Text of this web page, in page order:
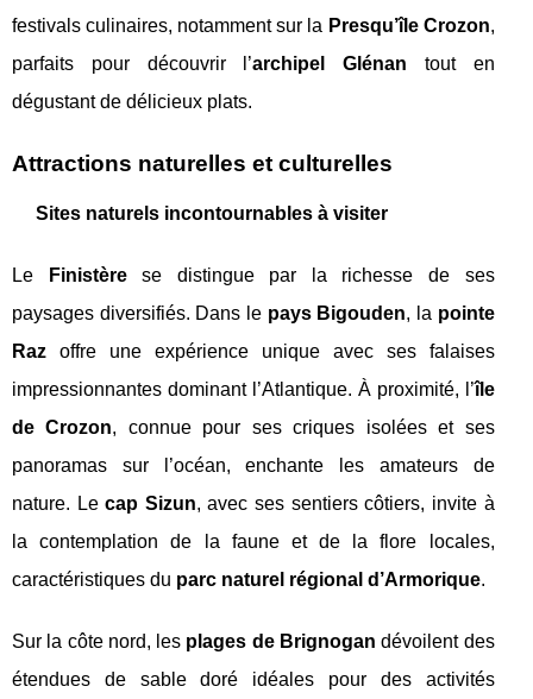
festivals culinaires, notamment sur la Presqu’île Crozon,
parfaits pour découvrir l’archipel Glénan tout en
dégustant de délicieux plats.
Attractions naturelles et culturelles
Sites naturels incontournables à visiter
Le Finistèrese distingue par la richesse de ses
paysages diversifiés. Dans le pays Bigouden, la pointe
Raz offre une expérience unique avec ses falaises
impressionnantes dominant l’Atlantique. À proximité, l’île
de Crozon, connue pour ses criques isolées et ses
panoramas sur l’océan, enchante les amateurs de
nature. Lecap Sizun, avec ses sentiers côtiers, invite à
la contemplation de la faune et de la flore locales,
caractéristiques du parc naturel régional d’Armorique.
Sur la côte nord, les plages de Brignogan dévoilent des
étendues de sable doré idéales pour des activités